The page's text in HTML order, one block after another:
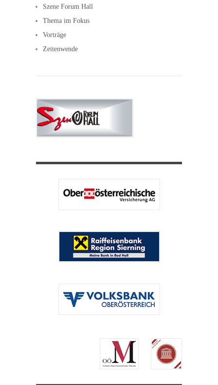
Szene Forum Hall
Thema im Fokus
Vorträge
Zeitenwende